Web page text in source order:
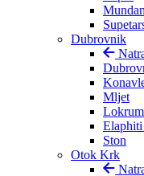
Dubrovnik
Mljet
Lokrum
Elaphiti
Ston
Otok Krk